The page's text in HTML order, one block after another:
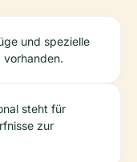
und spezielle
steht für
zur